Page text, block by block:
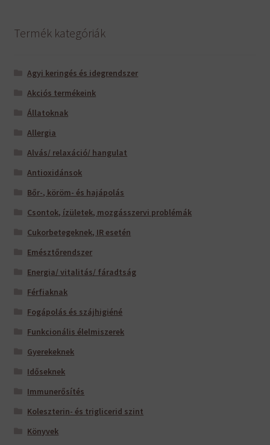
Termék kategóriák
Agyi keringés és idegrendszer
Akciós termékeink
Állatoknak
Allergia
Alvás/ relaxáció/ hangulat
Antioxidánsok
Bőr-, köröm- és hajápolás
Csontok, ízületek, mozgásszervi problémák
Cukorbetegeknek, IR esetén
Emésztőrendszer
Energia/ vitalitás/ fáradtság
Férfiaknak
Fogápolás és szájhigiéné
Funkcionális élelmiszerek
Gyerekeknek
Időseknek
Immunerősítés
Koleszterin- és triglicerid szint
Könyvek